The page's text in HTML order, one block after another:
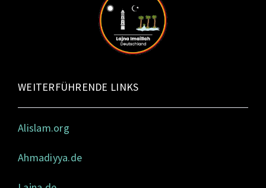
WEITERFÜHRENDE LINKS
Alislam.org
Ahmadiyya.de